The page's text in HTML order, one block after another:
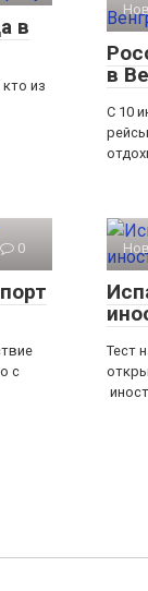
в
из
в
С 10
0
с
Тест